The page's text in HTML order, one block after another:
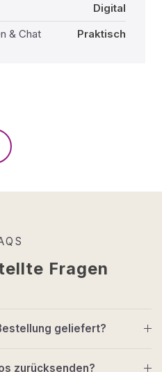
Digital
& Chat
Praktisch
Fragen
geliefert?
zurücksenden?